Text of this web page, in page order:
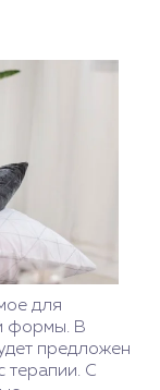
для
формы. В
предложен
терапии. С